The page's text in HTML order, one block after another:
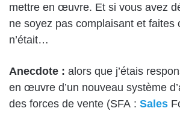
mettre en œuvre. Et si vous avez
ne soyez pas complaisant et faites
n’était…
Anecdote : alors que j’étais
en œuvre d’un nouveau système
des forces de vente (SFA : Sales